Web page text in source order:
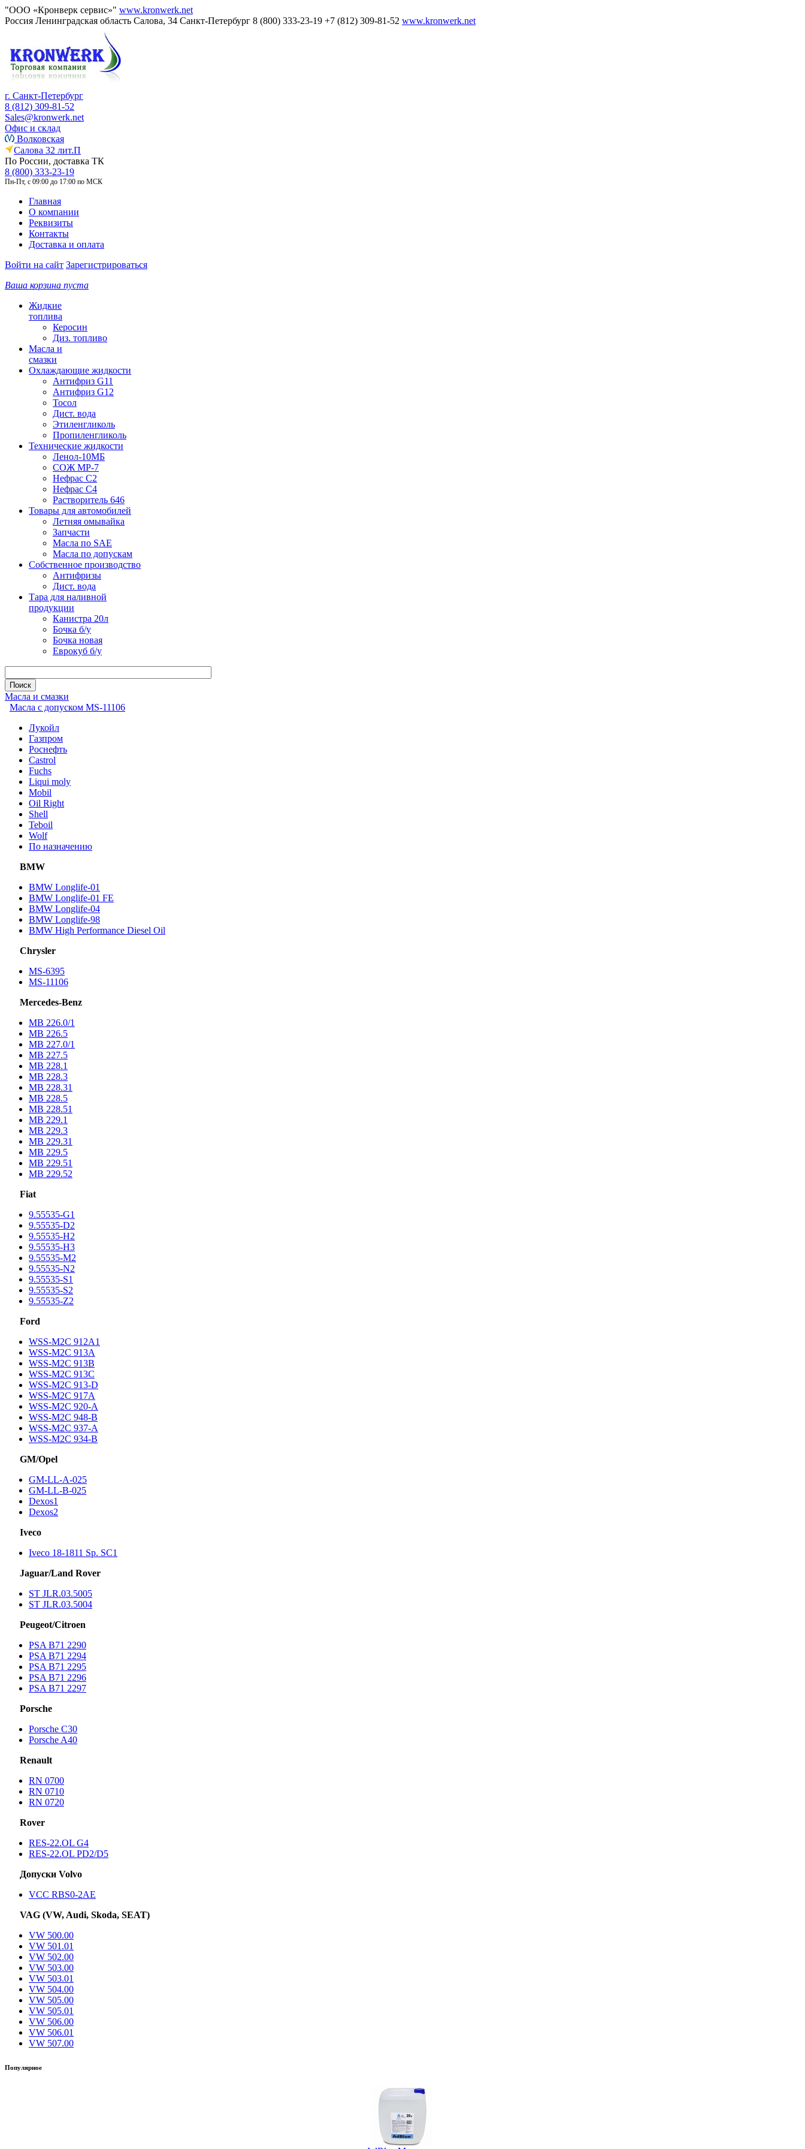
"ООО «Кронверк сервис»" www.kronwerk.net
Россия Ленинградская область Салова, 34 Санкт-Петербург 8 (800) 333-23-19 +7 (812) 309-81-52 www.kronwerk.net
г. Санкт-Петербург
8 (812) 309-81-52
Sales@kronwerk.net
Офис и склад
Волковская
Салова 32 лит.П
По России, доставка ТК
8 (800) 333-23-19
Пн-Пт, с 09:00 до 17:00 по МСК
Главная
О компании
Реквизиты
Контакты
Доставка и оплата
Войти на сайт Зарегистрироваться
Ваша корзина пуста
Жидкие
топлива
Керосин
Диз. топливо
Масла и
смазки
Охлаждающие жидкости
Антифриз G11
Антифриз G12
Тосол
Дист. вода
Этиленгликоль
Пропиленгликоль
Технические жидкости
Ленол-10МБ
СОЖ МР-7
Нефрас С2
Нефрас С4
Растворитель 646
Товары для автомобилей
Летняя омывайка
Запчасти
Масла по SAE
Масла по допускам
Собственное производство
Антифризы
Дист. вода
Тара для наливной
продукции
Канистра 20л
Бочка б/у
Бочка новая
Еврокуб б/у
Масла и смазки
Масла с допуском MS-11106
Лукойл
Газпром
Роснефть
Castrol
Fuchs
Liqui moly
Mobil
Oil Right
Shell
Teboil
Wolf
По назначению
BMW
BMW Longlife-01
BMW Longlife-01 FE
BMW Longlife-04
BMW Longlife-98
BMW High Performance Diesel Oil
Chrysler
MS-6395
MS-11106
Mercedes-Benz
МВ 226.0/1
МВ 226.5
МВ 227.0/1
МВ 227.5
MB 228.1
MB 228.3
MB 228.31
MB 228.5
MB 228.51
MB 229.1
MB 229.3
MB 229.31
MB 229.5
MB 229.51
MB 229.52
Fiat
9.55535-G1
9.55535-D2
9.55535-H2
9.55535-H3
9.55535-M2
9.55535-N2
9.55535-S1
9.55535-S2
9.55535-Z2
Ford
WSS-M2C 912A1
WSS-M2C 913A
WSS-M2C 913B
WSS-M2C 913C
WSS-M2C 913-D
WSS-M2C 917A
WSS-M2C 920-A
WSS-M2C 948-B
WSS-M2C 937-A
WSS-M2C 934-B
GM/Opel
GM-LL-A-025
GM-LL-B-025
Dexos1
Dexos2
Iveco
Iveco 18-1811 Sp. SC1
Jaguar/Land Rover
ST JLR.03.5005
ST JLR.03.5004
Peugeot/Citroen
PSA B71 2290
PSA B71 2294
PSA B71 2295
PSA B71 2296
PSA B71 2297
Porsche
Porsche С30
Porsche A40
Renault
RN 0700
RN 0710
RN 0720
Rover
RES-22.OL G4
RES-22.OL PD2/D5
Допуски Volvo
VCC RBS0-2AE
VAG (VW, Audi, Skoda, SEAT)
VW 500.00
VW 501.01
VW 502.00
VW 503.00
VW 503.01
VW 504.00
VW 505.00
VW 505.01
VW 506.00
VW 506.01
VW 507.00
Популярное